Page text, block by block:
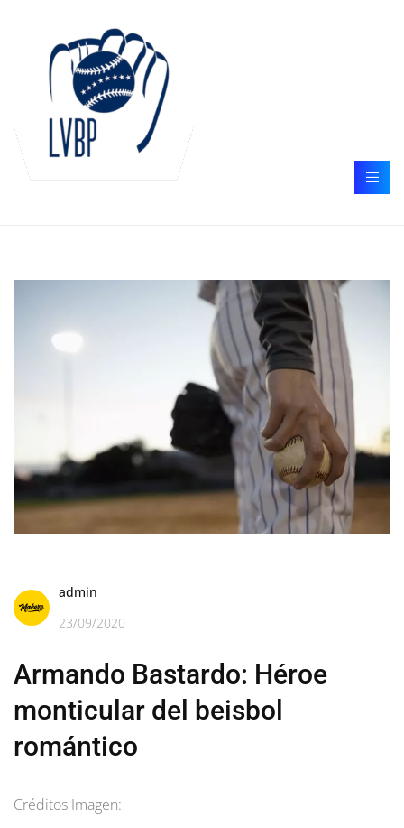
admin
23/09/2020
Armando Bastardo: Héroe
monticular del beisbol
romántico
Créditos Imagen: